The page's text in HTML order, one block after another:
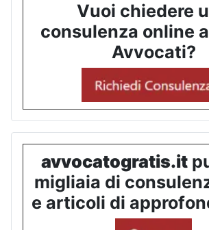
Vuoi chiedere
consulenza online
Avvocati?
avvocatogratis.it
migliaia di
e articoli di